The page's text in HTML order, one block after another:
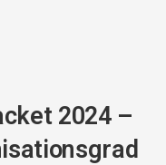
2024 –